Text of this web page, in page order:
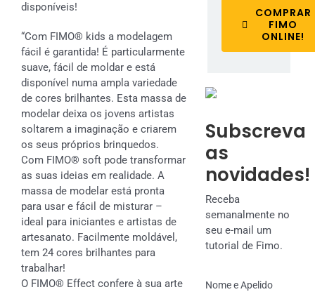
disponíveis!
“Com FIMO® kids a modelagem
fácil é garantida! É particularmente
suave, fácil de moldar e está
disponível numa ampla variedade
de cores brilhantes. Esta massa de
modelar deixa os jovens artistas
soltarem a imaginação e criarem
os seus próprios brinquedos.
Com FIMO® soft pode transformar
as suas ideias em realidade. A
massa de modelar está pronta
para usar e fácil de misturar –
ideal para iniciantes e artistas de
artesanato. Facilmente moldável,
tem 24 cores brilhantes para
trabalhar!
O FIMO® Effect confere à sua arte
COMPRAR
FIMO
ONLINE!
Subscreva
as
novidades!
Receba
semanalmente no
seu e-mail um
tutorial de Fimo.
Nome e Apelido